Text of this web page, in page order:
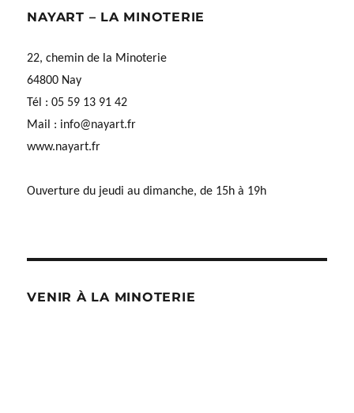
NAYART – LA MINOTERIE
22, chemin de la Minoterie
64800 Nay
Tél : 05 59 13 91 42
Mail : info@nayart.fr
www.nayart.fr
Ouverture du jeudi au dimanche, de 15h à 19h
VENIR À LA MINOTERIE